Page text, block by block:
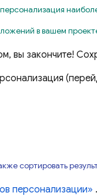
в вашем
закончите!
сортировать
персонализации» .